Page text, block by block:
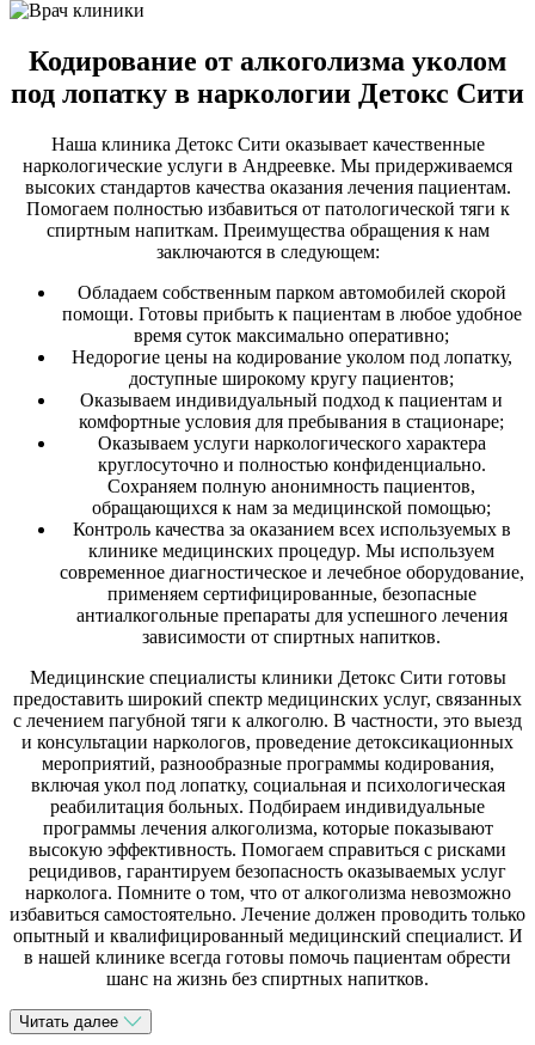
Кодирование от алкоголизма уколом
под лопатку в наркологии Детокс Сити
Наша клиника Детокс Сити оказывает качественные
наркологические услуги в Андреевке. Мы придерживаемся
высоких стандартов качества оказания лечения пациентам.
Помогаем полностью избавиться от патологической тяги к
спиртным напиткам. Преимущества обращения к нам
заключаются в следующем:
Обладаем собственным парком автомобилей скорой
помощи. Готовы прибыть к пациентам в любое удобное
время суток максимально оперативно;
Недорогие цены на кодирование уколом под лопатку,
доступные широкому кругу пациентов;
Оказываем индивидуальный подход к пациентам и
комфортные условия для пребывания в стационаре;
Оказываем услуги наркологического характера
круглосуточно и полностью конфиденциально.
Сохраняем полную анонимность пациентов,
обращающихся к нам за медицинской помощью;
Контроль качества за оказанием всех используемых в
клинике медицинских процедур. Мы используем
современное диагностическое и лечебное оборудование,
применяем сертифицированные, безопасные
антиалкогольные препараты для успешного лечения
зависимости от спиртных напитков.
Медицинские специалисты клиники Детокс Сити готовы
предоставить широкий спектр медицинских услуг, связанных
с лечением пагубной тяги к алкоголю. В частности, это выезд
и консультации наркологов, проведение детоксикационных
мероприятий, разнообразные программы кодирования,
включая укол под лопатку, социальная и психологическая
реабилитация больных. Подбираем индивидуальные
программы лечения алкоголизма, которые показывают
высокую эффективность. Помогаем справиться с рисками
рецидивов, гарантируем безопасность оказываемых услуг
нарколога. Помните о том, что от алкоголизма невозможно
избавиться самостоятельно. Лечение должен проводить только
опытный и квалифицированный медицинский специалист. И
в нашей клинике всегда готовы помочь пациентам обрести
шанс на жизнь без спиртных напитков.
Читать далее